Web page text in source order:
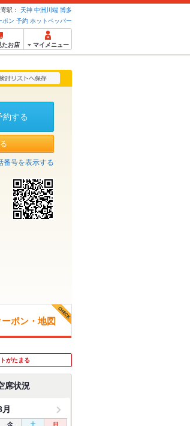
駅： 天神 中洲川端 博多
ポン 予約 ホットペッパー
たお店 マイメニュー
約する
番号を表示する
ーポン・地図
がたまる
席状況
金 土
日